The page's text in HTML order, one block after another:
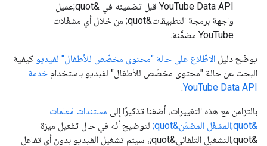
YouTube Data API قبل تضمينه في &quot;عميل
واجهة برمجة التطبيقات&quot; من خلال أي مشغّلات
YouTube مضمَّنة.
يوضّح دليل الاطّلاع على حالة "محتوى مخصّص للأطفال" لفيديو كيفية
البحث عن حالة "محتوى مخصّص للأطفال" لفيديو باستخدام خدمة
YouTube Data API
.
بالتزامن مع هذه التغييرات، أضفنا تذكيرًا إلى مستندات مَعلمات
&quot;المشغّل المضمّن&quot;
لتوضيح أنّه في حال تفعيل ميزة
&quot;التشغيل التلقائي&quot;، سيتم تشغيل الفيديو بدون أي تفاعل